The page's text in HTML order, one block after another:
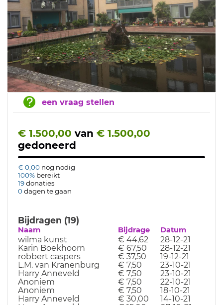
een vraag stellen
€ 1.500,00 van € 1.500,00
gedoneerd
€ 0,00 nog nodig
100% bereikt
19donaties
0dagen te gaan
Bijdragen (19)
Naam Bijdrage Datum
wilma kunst € 44,62
28-12-21
Karin Boekhoorn
€ 67,50
28-12-21
robbert caspers
€ 37,50
19-12-21
L.M. van Kranenburg
€ 7,50
23-10-21
Harry Anneveld
€ 7,50
23-10-21
Anoniem
€ 7,50
22-10-21
Anoniem
€ 7,50
18-10-21
Harry Anneveld
€ 30,00
14-10-21